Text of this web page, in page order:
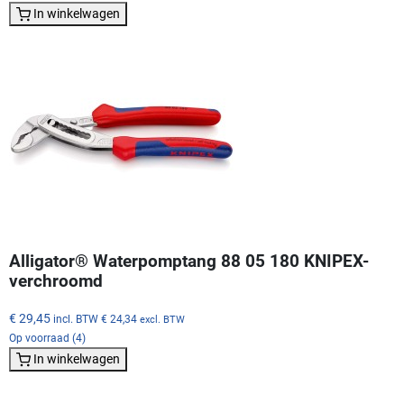
In winkelwagen
Alligator® Waterpomptang 88 05 180 KNIPEX-
verchroomd
€ 29,45 incl. BTW € 24,34 excl. BTW
Op voorraad (4)
In winkelwagen